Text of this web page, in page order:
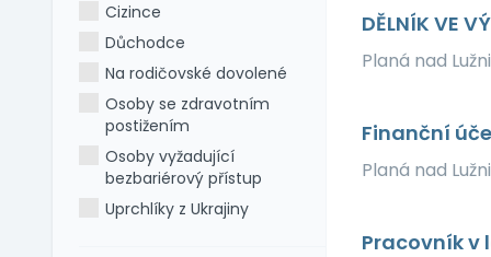
Cizince
Důchodce
Na rodičovské dovolené
Osoby se zdravotním
postižením
Osoby vyžadující
bezbariérový přístup
Uprchlíky z Ukrajiny
DĚLNÍK VE
Planá nad
Finanční
Planá nad
Pracovník v